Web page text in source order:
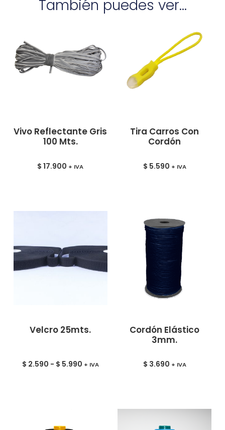
También puedes ver...
Vivo Reflectante Gris
100 Mts.
$ 17.900 + IVA
Tira Carros Con
Cordón
$ 5.590 + IVA
Velcro 25mts.
$ 2.590 - $ 5.990 + IVA
Cordón Elástico
3mm.
$ 3.690 + IVA